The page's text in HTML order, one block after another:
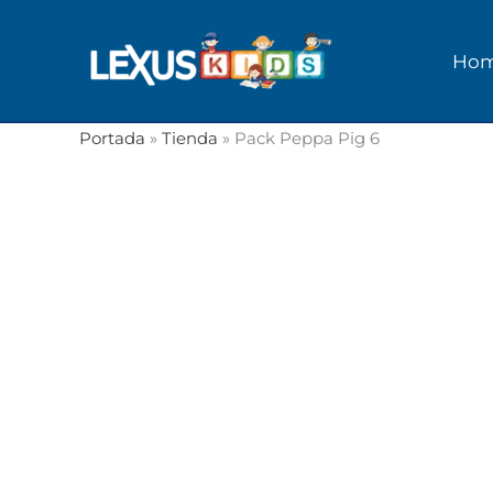
Portada » Tienda » Pack Peppa Pig 6